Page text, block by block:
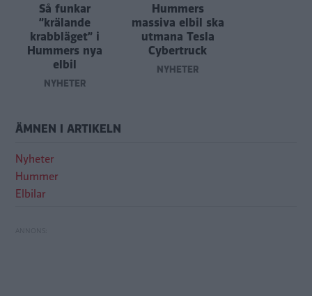
Så funkar
”krälande
krabbläget” i
Hummers nya
elbil
NYHETER
Hummers
massiva elbil ska
utmana Tesla
Cybertruck
NYHETER
ÄMNEN I ARTIKELN
Nyheter
Hummer
Elbilar